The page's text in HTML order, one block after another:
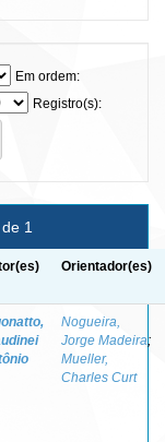
Em ordem:
Registro(s):
1
Orientador(es)
Nogueira,
Jorge Madeira;
Mueller,
Charles Curt